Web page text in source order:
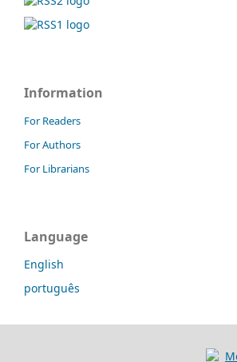
Information
For Readers
For Authors
For Librarians
Language
English
português